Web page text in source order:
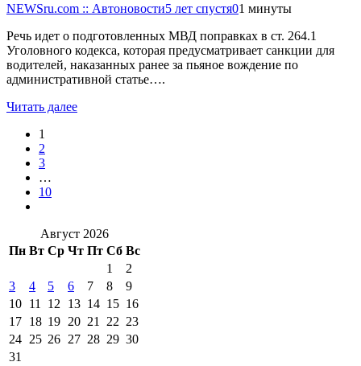
NEWSru.com :: Автоновости5 лет спустя01 минуты
Речь идет о подготовленных МВД поправках в ст. 264.1
Уголовного кодекса, которая предусматривает санкции для
водителей, наказанных ранее за пьяное вождение по
административной статье….
Читать далее
1
2
3
…
10
Август 2026
Пн Вт Ср Чт Пт Сб Вс
1
2
3
4 5 6 7 8
9
10 11 12 13 14 15 16
17 18 19 20 21 22 23
24 25 26 27 28 29 30
31